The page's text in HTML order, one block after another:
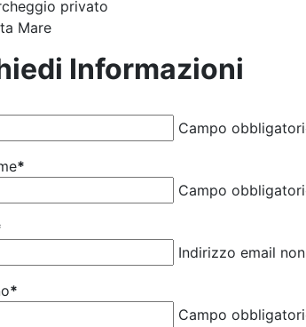
privato
Mare
Informazioni
Campo
*
Campo
Indirizzo email
*
Campo